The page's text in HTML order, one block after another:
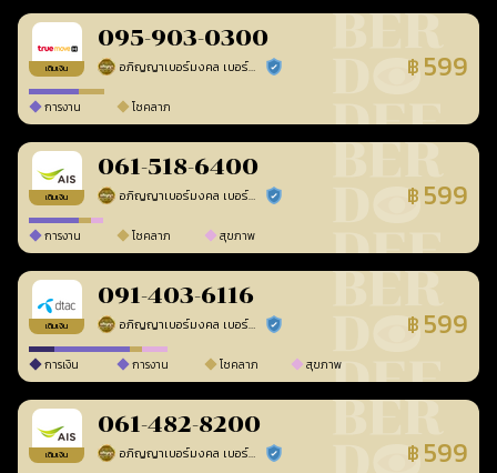
เติมเงิน
095-903-0300
อภิญญาเบอร์มงคล เบอร์สวยเลขศาสตร์ ร้านยืนยันแล้ว ฿ 599
การงาน โชคลาภ
เติมเงิน
061-518-6400
อภิญญาเบอร์มงคล เบอร์สวยเลขศาสตร์ ร้านยืนยันแล้ว ฿ 599
การงาน โชคลาภ สุขภาพ
เติมเงิน
091-403-6116
อภิญญาเบอร์มงคล เบอร์สวยเลขศาสตร์ ร้านยืนยันแล้ว ฿ 599
การเงิน การงาน โชคลาภ สุขภาพ
เติมเงิน
061-482-8200
อภิญญาเบอร์มงคล เบอร์สวยเลขศาสตร์ ร้านยืนยันแล้ว ฿ 599